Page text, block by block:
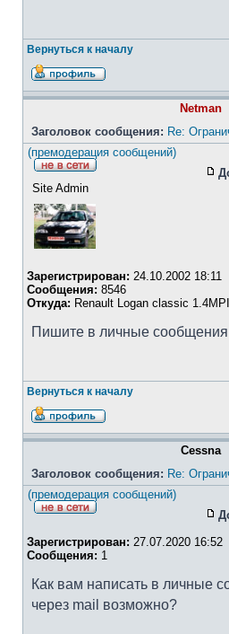
Вернуться к началу
Netman
Заголовок сообщения: Re:
(премодерация сообщений)
Site Admin
Зарегистрирован: 24.10.2002 18:11
Сообщения: 8546
Откуда: Renault Logan classic
Пишите в личные сообщения
Вернуться к началу
Cessna
Заголовок сообщения: Re:
(премодерация сообщений)
Зарегистрирован: 27.07.2020 16:52
Сообщения: 1
Как вам написать в личные
через mail возможно?